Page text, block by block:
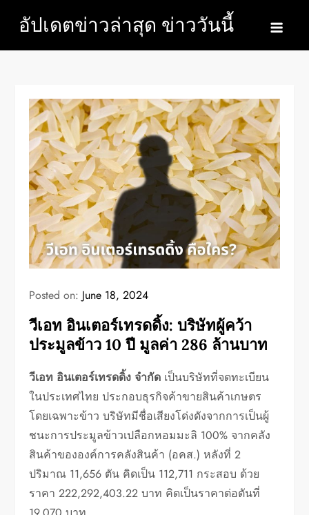
content
อัปเดตข่าวล่าสุด ข่าววันนี้
Posted on: June 18, 2024
วีเอท อินเตอร์เทรดดิ้ง: บริษัทผู้คว้า
ประมูลข้าว 10 ปี มูลค่า 286 ล้านบาท
วีเอท อินเตอร์เทรดดิ้ง จำกัด เป็นบริษัทที่จดทะเบียน
ในประเทศไทย ประกอบธุรกิจค้าขายสินค้าเกษตร
โดยเฉพาะข้าว บริษัทมีชื่อเสียงโด่งดังจากการเป็นผู้
ชนะการประมูลข้าวเปลือกหอมมะลิ 100% จากคลัง
สินค้าขององค์การคลังสินค้า (อคส.) หลังที่ 2
ปริมาณ 11,656 ตัน คิดเป็น 112,711 กระสอบ ด้วย
ราคา 222,292,403.22 บาท คิดเป็นราคาต่อตันที่